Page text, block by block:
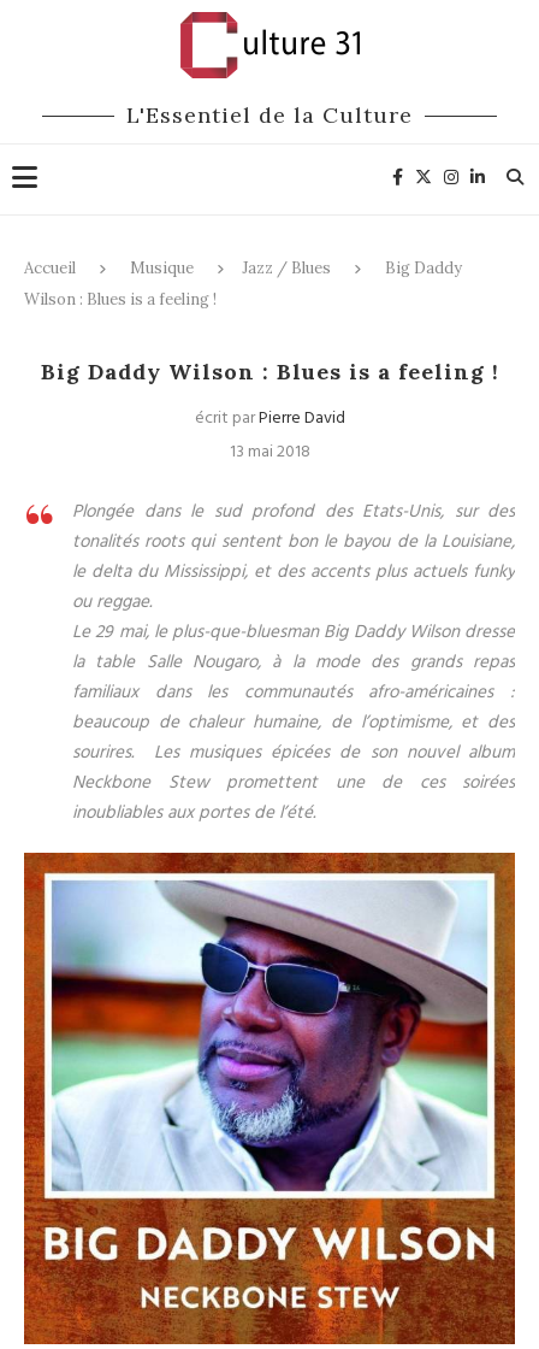
L'Essentiel de la Culture
Accueil Musique Jazz / Blues
Big Daddy
Wilson : Blues is a feeling !
Big Daddy Wilson : Blues is a feeling !
écrit parPierre David
13 mai 2018
Plongée dans le sud profond des Etats-Unis, sur des
tonalités roots qui sentent bon le bayou de la Louisiane,
le delta du Mississippi, et des accents plus actuels funky
ou reggae.
Le 29 mai, le plus-que-bluesman Big Daddy Wilson dresse
la table Salle Nougaro, à la mode des grands repas
familiaux dans les communautés afro-américaines :
beaucoup de chaleur humaine, de l’optimisme, et des
sourires. Les musiques épicées de son nouvel album
Neckbone Stew promettent une de ces soirées
inoubliables aux portes de l’été.